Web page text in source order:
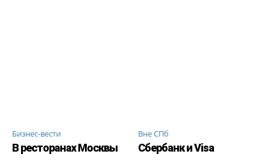
Бизнес-вести
В ресторанах Москвы
Вне СПб
Сбербанк и Visa